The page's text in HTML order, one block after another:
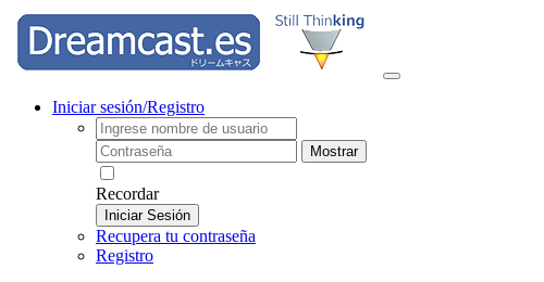
Iniciar sesión/Registro
Mostrar
Recordar
Iniciar Sesión
Recupera tu contraseña
Registro